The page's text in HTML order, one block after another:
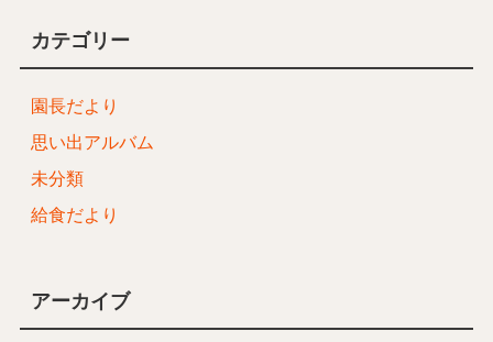
カテゴリー
園長だより
思い出アルバム
未分類
給食だより
アーカイブ